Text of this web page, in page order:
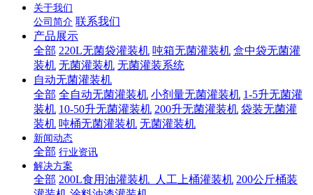
关于我们
公司简介 联系我们
产品展示
全部 220L无菌袋灌装机 吨箱无菌灌装机 盒中袋无菌灌
装机 无菌灌装机 无菌灌装系统
自动无菌灌装机
全部 全自动无菌灌装机 小剂量无菌灌装机 1-5升无菌灌
装机 10-50升无菌灌装机 200升无菌灌装机 袋装无菌灌
装机 吨桶无菌灌装机 无菌灌装机
新闻动态
全部 行业资讯
解决方案
全部 200L食用油灌装机_人工上桶灌装机 200公斤桶装